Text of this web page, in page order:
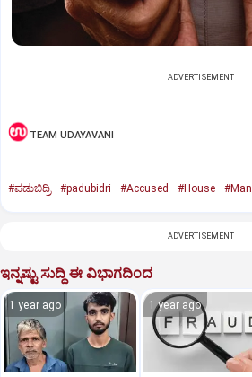
ADVERTISEMENT
TEAM UDAYAVANI
#ಪಡುಬಿದ್ರಿ #padubidri #Accused #House #Man
ADVERTISEMENT
ಇನ್ನಷ್ಟು ಸುದ್ದಿ ಈ ವಿಭಾಗದಿಂದ
1 year ago 1 year ago